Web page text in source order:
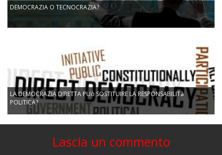
DEMOCRAZIA O TECNOCRAZIA?
LA DEMOCRAZIA DIRETTA PUò SOSTITUIRE LA RESPONSABILITà
POLITICA?
Lascia un commento